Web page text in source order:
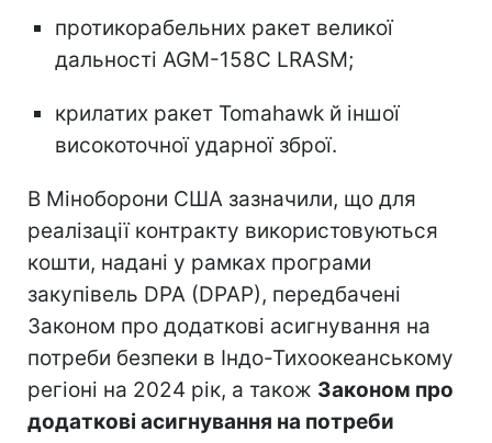
протикорабельних ракет великої
дальності AGM-158C LRASM;
крилатих ракет Tomahawk й іншої
високоточної ударної зброї.
В Міноборони США зазначили, що для
реалізації контракту використовуються
кошти, надані у рамках програми
закупівель DPA (DPAP), передбачені
Законом про додаткові асигнування на
потреби безпеки в Індо-Тихоокеанському
регіоні на 2024 рік, а також Законом про
додаткові асигнування на потреби